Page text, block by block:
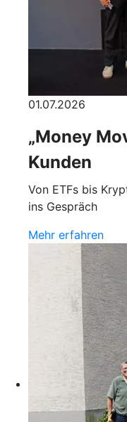
01.07.2026
„Money
Kunden
Von ETFs bis
ins Gespräch
Mehr erfahren